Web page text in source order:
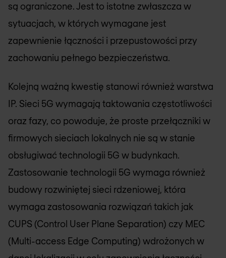
są ograniczone. Jest to istotne zwłaszcza w
sytuacjach, w których wymagane jest
zapewnienie łączności i przepustowości przy
zachowaniu pełnego bezpieczeństwa.
Kolejną ważną kwestię stanowi również warstwa
IP. Sieci 5G wymagają taktowania częstotliwości
oraz fazy, co powoduje, że proste przełączniki w
firmowych sieciach lokalnych nie są w stanie
obsługiwać technologii 5G w budynkach.
Zastosowanie technologii 5G wymaga również
budowy rozwiniętej sieci rdzeniowej, która
wymaga zastosowania rozwiązań takich jak
CUPS (Control User Plane Separation) czy MEC
(Multi-access Edge Computing) wdrożonych w